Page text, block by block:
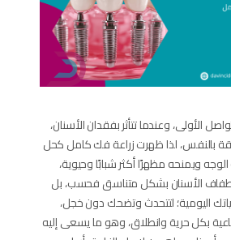
الأولى، وعندما تتأثر بفقدان الأسنان،
بالنفس، لذا ظهرت زراعة فك كامل كحل
ويمنحه مظهرًا أكثر شبابًا وحيوية،
الأسنان بشكل متناسق فحسب، بل
اليومية؛ لتتحدث وتضحك دون خجل،
بكل حرية وانطلاق، وهو ما يسعى إليه